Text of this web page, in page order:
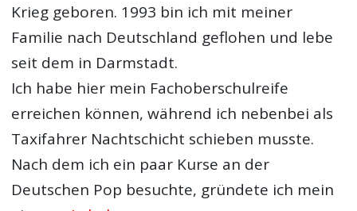
Krieg geboren. 1993 bin ich mit meiner
Familie nach Deutschland geflohen und lebe
seit dem in Darmstadt.
Ich habe hier mein Fachoberschulreife
erreichen können, während ich nebenbei als
Taxifahrer Nachtschicht schieben musste.
Nach dem ich ein paar Kurse an der
Deutschen Pop besuchte, gründete ich mein